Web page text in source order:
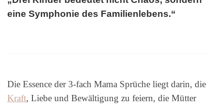
eine Symphonie des Familienlebens.“
Die Essence der 3-fach Mama Sprüche liegt darin, die
Kraft, Liebe und Bewältigung zu feiern, die Mütter